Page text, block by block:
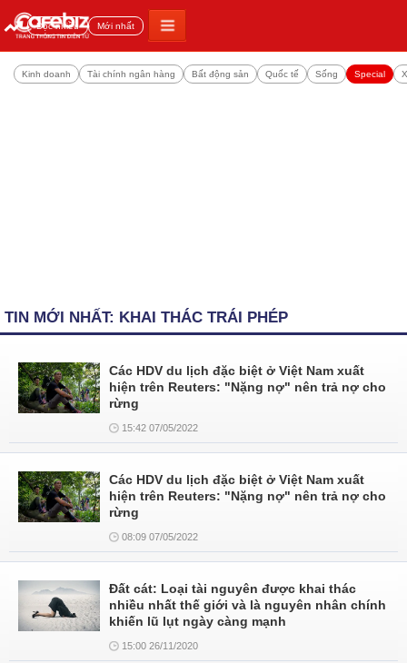
Đọc nhiều Mới nhất
Kinh doanh Tài chính ngân hàng Bất động sản Quốc tế Sống Special
TIN MỚI NHẤT: KHAI THÁC TRÁI PHÉP
Các HDV du lịch đặc biệt ở Việt Nam xuất
hiện trên Reuters: "Nặng nợ" nên trả nợ cho
rừng
15:42 07/05/2022
Các HDV du lịch đặc biệt ở Việt Nam xuất
hiện trên Reuters: "Nặng nợ" nên trả nợ cho
rừng
08:09 07/05/2022
Đất cát: Loại tài nguyên được khai thác
nhiều nhất thế giới và là nguyên nhân chính
khiến lũ lụt ngày càng mạnh
15:00 26/11/2020